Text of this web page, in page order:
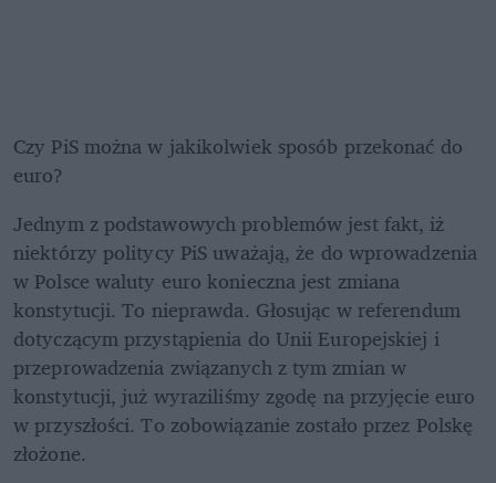
Czy PiS można w jakikolwiek sposób przekonać do
euro?
Jednym z podstawowych problemów jest fakt, iż
niektórzy politycy PiS uważają, że do wprowadzenia
w Polsce waluty euro konieczna jest zmiana
konstytucji. To nieprawda. Głosując w referendum
dotyczącym przystąpienia do Unii Europejskiej i
przeprowadzenia związanych z tym zmian w
konstytucji, już wyraziliśmy zgodę na przyjęcie euro
w przyszłości. To zobowiązanie zostało przez Polskę
złożone.